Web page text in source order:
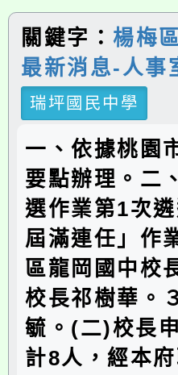
關鍵字： 楊梅
最新消息-人事
瑞坪國民中學
一、依據桃園
要點辦理。二
選作業第1次
屆滿連任」作
區龍岡國中校
校長祁樹華。
毓。(二)校長
計8人，經本